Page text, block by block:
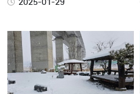
2025-01-29